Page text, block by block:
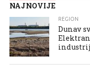
NAJNOVIJE
REGION
Dunav